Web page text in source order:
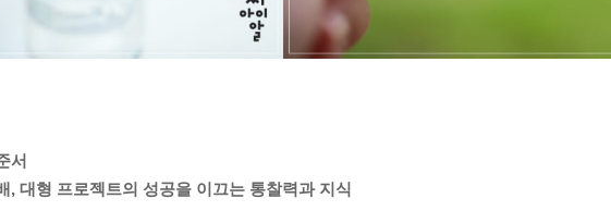
서
, 대형 프로젝트의 성공을 이끄는 통찰력과 지식